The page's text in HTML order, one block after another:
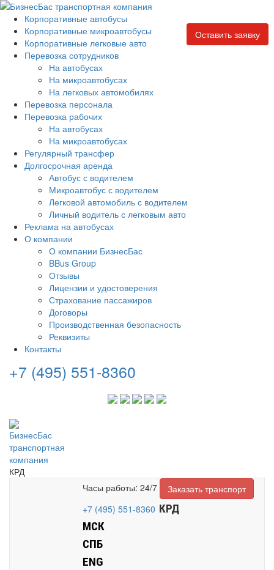
Оставить заявку
Корпоративные автобусы
Корпоративные микроавтобусы
Корпоративные легковые авто
Перевозка сотрудников
На автобусах
На микроавтобусах
На легковых автомобилях
Перевозка персонала
Перевозка рабочих
На автобусах
На микроавтобусах
Регулярный трансфер
Долгосрочная аренда
Автобус с водителем
Микроавтобус с водителем
Легковой автомобиль с водителем
Личный водитель с легковым авто
Реклама на автобусах
О компании
О компании БизнесБас
BBus Group
Отзывы
Лицензии и удостоверения
Страхование пассажиров
Договоры
Производственная безопасность
Реквизиты
Контакты
+7 (495) 551-8360
КРД
Часы работы: 24/7
Заказать транспорт
+7 (495) 551-8360 КРД
МСК
СПБ
ENG